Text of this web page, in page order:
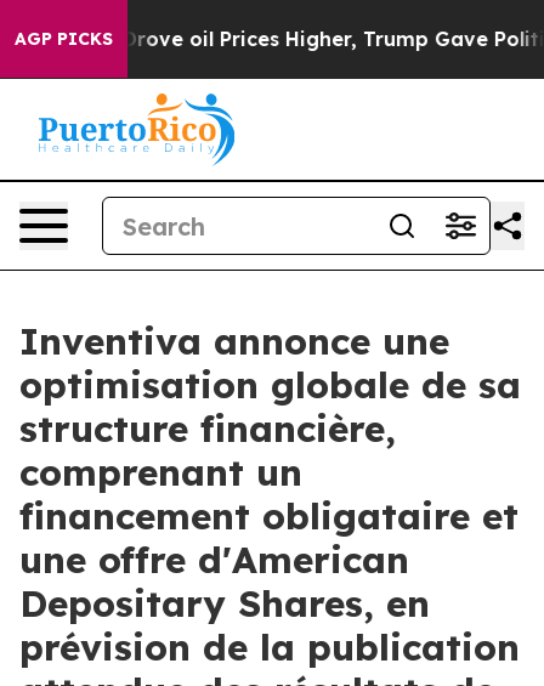
AGP PICKS
Prices Higher, Trump Gave Politically
Inventiva annonce une
optimisation globale de sa
structure financière,
comprenant un
financement obligataire et
une offre d'American
Depositary Shares, en
prévision de la publication